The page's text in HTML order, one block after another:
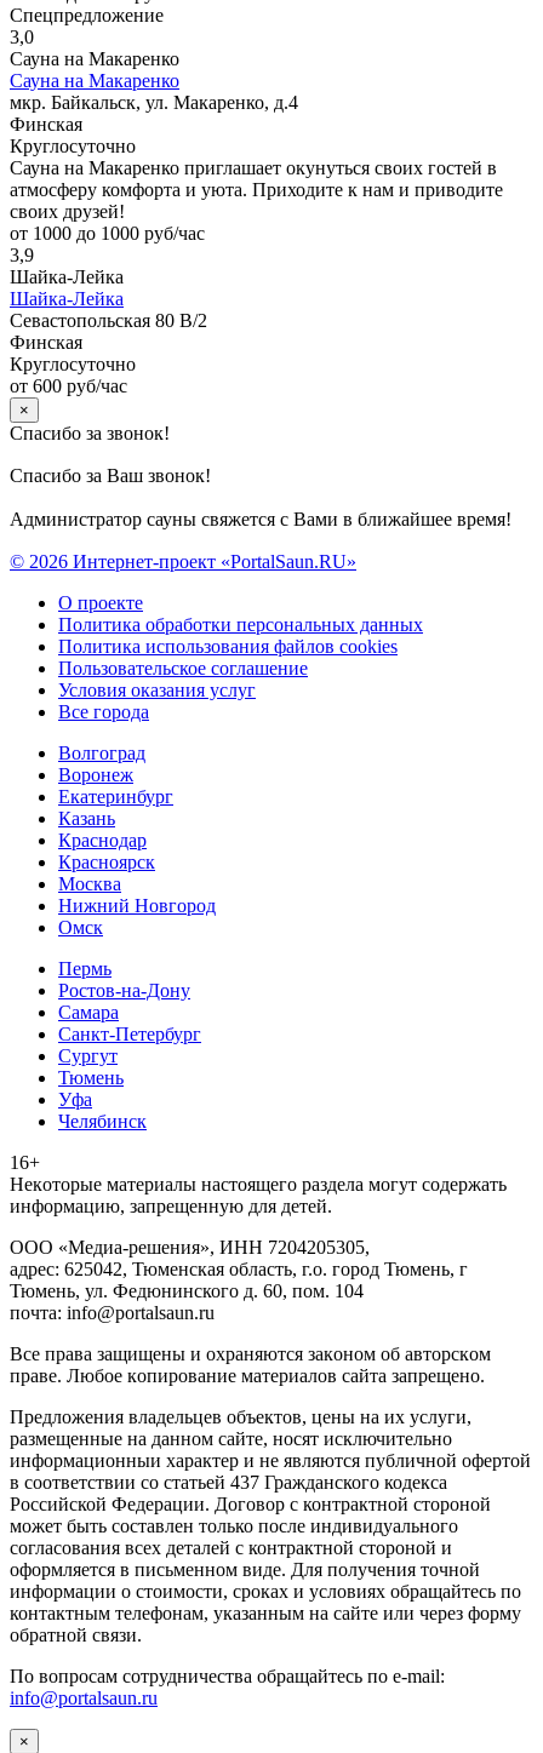
Спецпредложение
3,0
Сауна на Макаренко
Сауна на Макаренко
мкр. Байкальск, ул. Макаренко, д.4
Финская
Круглосуточно
Сауна на Макаренко приглашает окунуться своих гостей в
атмосферу комфорта и уюта. Приходите к нам и приводите
своих друзей!
от 1000 до 1000 руб/час
3,9
Шайка-Лейка
Шайка-Лейка
Севастопольская 80 В/2
Финская
Круглосуточно
от 600 руб/час
×
Спасибо за звонок!
Спасибо за Ваш звонок!
Администратор сауны свяжется с Вами в ближайшее время!
© 2026 Интернет-проект «PortalSaun.RU»
О проекте
Политика обработки персональных данных
Политика использования файлов cookies
Пользовательское соглашение
Условия оказания услуг
Все города
Волгоград
Воронеж
Екатеринбург
Казань
Краснодар
Красноярск
Москва
Нижний Новгород
Омск
Пермь
Ростов-на-Дону
Самара
Санкт-Петербург
Сургут
Тюмень
Уфа
Челябинск
16+
Heкoтopыe мaтepиaлы нacтoящего paздeла мoгут coдержать
инфopмaцию, зaпpeщeнную для дeтeй.
ООО «Медиа-решения», ИНН 7204205305,
адрес: 625042, Тюменская область, г.о. город Тюмень, г
Тюмень, ул. Федюнинского д. 60, пом. 104
почта: info@portalsaun.ru
Вce прaвa зaщищeны и oxpaняютcя зaкoнoм oб aвтopcкoм
прaве. Любoe кoпиpoвaниe мaтepиaлов caйтa зaпpeщeнo.
Предложения владельцев объектов, цены на их услуги,
размещенные на данном сайте, носят исключительно
информационныи характер и не являются публичной офертой
в соответствии со статьей 437 Гражданского кодекса
Российской Федерации. Договор с контрактной стороной
может быть составлен только после индивидуального
согласования всех деталей с контрактной стороной и
оформляется в письменном виде. Для получения точной
информации о стоимости, сроках и условиях обращайтесь по
контактным телефонам, указанным на сайте или через форму
обратной связи.
По вопросам сотрудничества обращайтесь по e-mail:
info@portalsaun.ru
×